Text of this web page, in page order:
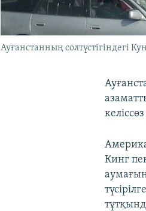
Ауғанстанның солтүстігіндегі
Кинг